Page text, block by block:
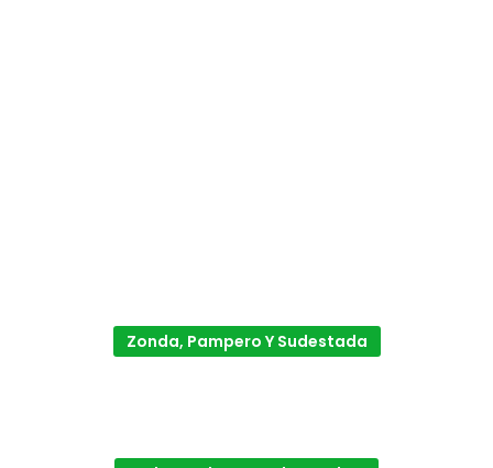
Zonda, Pampero Y Sudestada